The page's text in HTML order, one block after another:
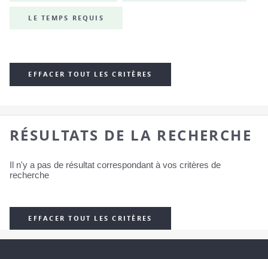
LE TEMPS REQUIS
EFFACER TOUT LES CRITÈRES
RÉSULTATS DE LA RECHERCHE
Il n'y a pas de résultat correspondant à vos critères de
recherche
EFFACER TOUT LES CRITÈRES